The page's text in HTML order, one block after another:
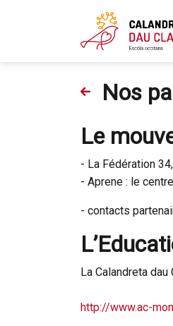
Nos
Le
- La Fédération
- Aprene : le
- contacts
La Calandreta
http://www.ac-